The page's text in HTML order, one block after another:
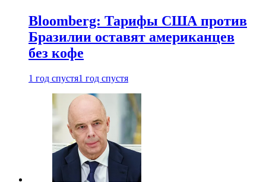
Bloomberg: Тарифы США против
Бразилии оставят американцев
без кофе
1 год спустя1 год спустя